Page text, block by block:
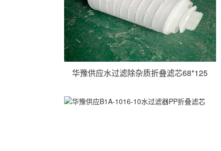
华豫供应水过滤除杂质折叠滤芯68*125